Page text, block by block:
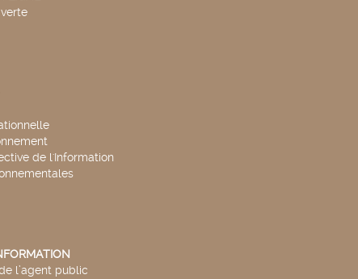
de l'Information
l’agent public